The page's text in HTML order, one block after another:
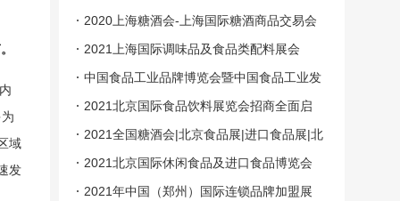
域
发
2020上海糖酒会-上海国际糖酒商品交易会
2021上海国际调味品及食品类配料展会
中国食品工业品牌博览会暨中国食品工业发
展创新高峰论坛
2021北京国际食品饮料展览会招商全面启
动，6月北京盛大开幕
2021全国糖酒会|北京食品展|进口食品展|北
京食品博览会
2021北京国际休闲食品及进口食品博览会
2021年中国（郑州）国际连锁品牌加盟展